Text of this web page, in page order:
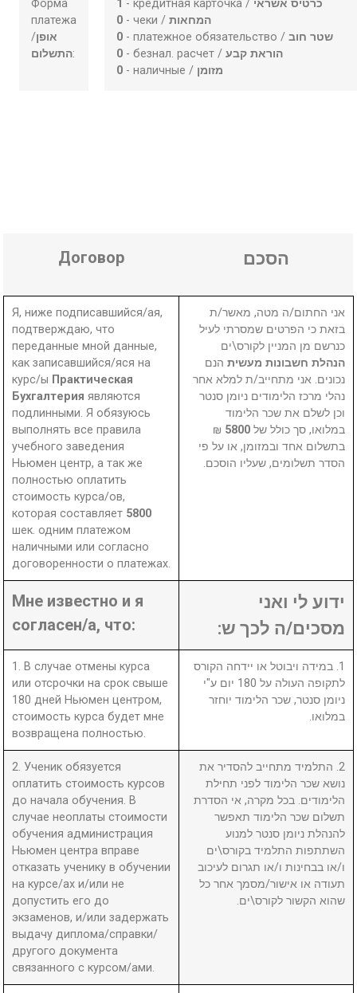
Форма
платежа
/אופן
התשלום:
1 - кредитная карточка / כרטיס אשראי
0 - чеки /המחאות
0 - платежное обязательство /שטר חוב
0 - безнал. расчет /הוראת קבע
0 - наличные / מזומן
Договор הסכם
Я, ниже подписавшийся/ая,
подтверждаю, что
переданные мной данные,
как записавшийся/яся на
курс/ы Практическая
Бухгалтерияявляются
подлинными. Я обязуюсь
выполнять все правила
учебного заведения
Ньюмен центр, а так же
полностью оплатить
стоимость курса/ов,
которая составляет 5800
шек. одним платежом
наличными или согласно
договоренности о платежах.
אני החתום/ה מטה, מאשר/ת
בזאת כי הפרטים שמסרתי לעיל
כנרשם מן המניין לקורס\ים
הנהלת חשבונות מעשית הנם
נכונים. אני מתחייב/ת למלא אחר
נהלי מרכז הלימודים ניומן סנטר
וכן לשלם את שכר הלימוד
במלואו, סך כולל של 5800
₪
בתשלום אחד ובמזומן, או על פי
הסדר תשלומים, שעליו הוסכם.
Мне известно и я
согласен/а, что:
ידוע לי ואני
מסכים/ה לכך ש:
1. В случае отмены курса
или отсрочки на срок свыше
180 дней Ньюмен центром,
стоимость курса будет мне
возвращена полностью.
1. במידה ויבוטל או יידחה הקורס
לתקופה העולה על 180 יום ע"י
ניומן סנטר, שכר הלימוד יוחזר
במלואו.
2. Ученик обязуется
оплатить стоимость курсов
до начала обучения. В
случае неоплаты стоимости
обучения администрация
Ньюмен центра вправе
отказать ученику в обучении
на курсе/ах и/или не
допустить его до
экзаменов, и/или задержать
выдачу диплома/справки/
другого документа
связанного с курсом/ами.
2. התלמיד מתחייב להסדיר את
נושא שכר הלימוד לפני תחילת
הלימודים. בכל מקרה, אי הסדרת
תשלום שכר הלימוד תאפשר
להנהלת ניומן סנטר למנוע
השתתפות התלמיד בקורס\ים
ו/או בבחינות ו/או תגרום לעיכוב
תעודה או אישור/מסמך אחר כל
שהוא הקשור לקורס\ים.